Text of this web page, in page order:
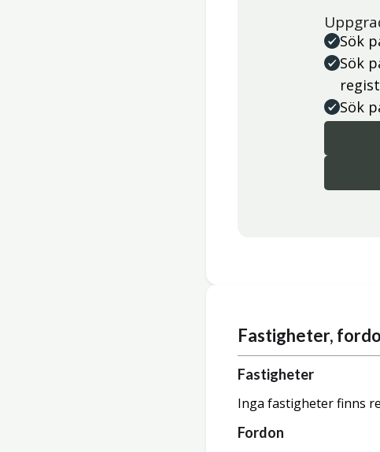
Sök
Sök
Sök
Fastigheter,
Fastigheter
Inga fastigheter finns
Fordon